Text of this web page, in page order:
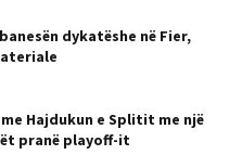
dykatëshe në Fier,
Hajdukun e Splitit me një
pranë playoff-it